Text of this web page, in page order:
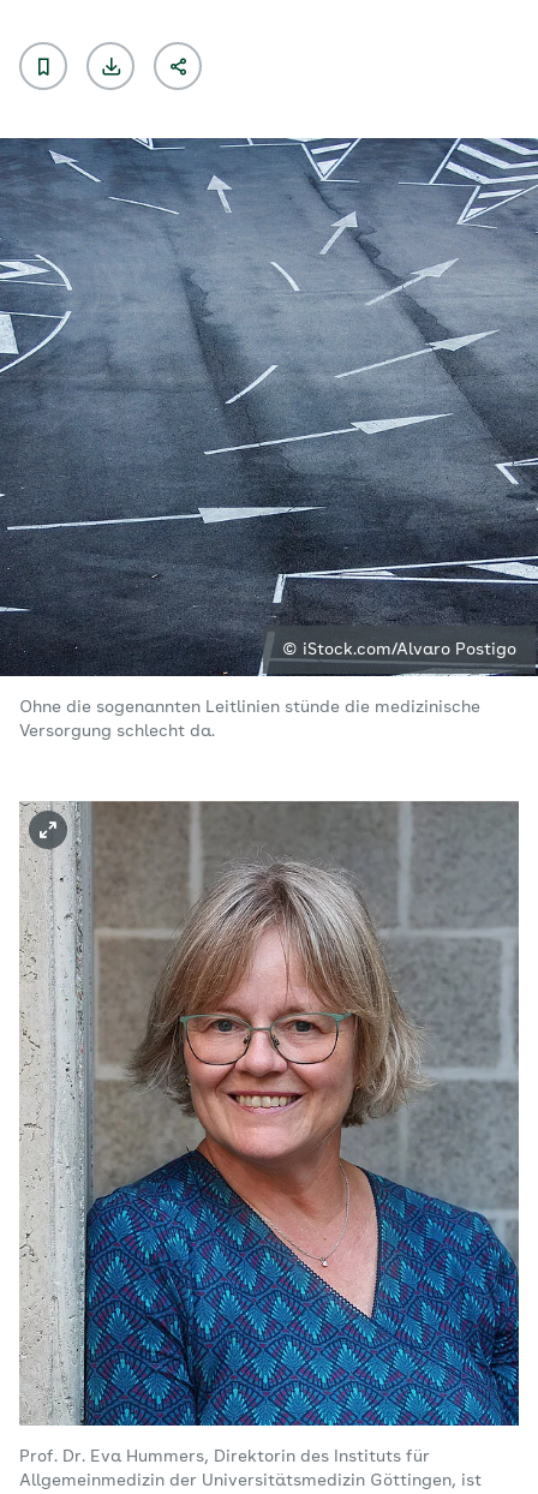
© iStock.com/Alvaro Postigo
Ohne die sogenannten Leitlinien stünde die medizinische
Versorgung schlecht da.
Prof. Dr. Eva Hummers, Direktorin des Instituts für
Allgemeinmedizin der Universitätsmedizin Göttingen, ist